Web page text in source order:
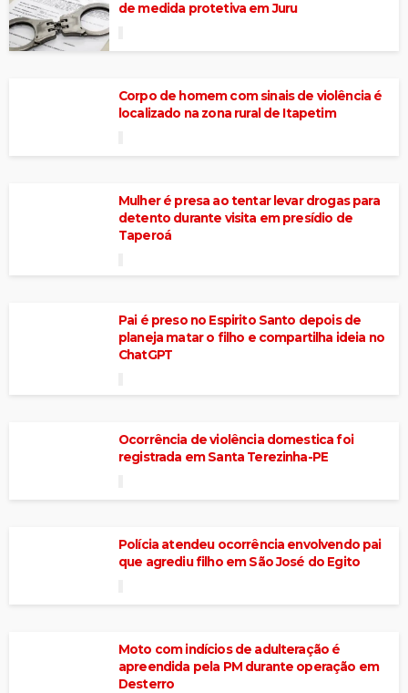
de medida protetiva em Juru
Corpo de homem com sinais de violência é
localizado na zona rural de Itapetim
Mulher é presa ao tentar levar drogas para
detento durante visita em presídio de
Taperoá
Pai é preso no Espirito Santo depois de
planeja matar o filho e compartilha ideia no
ChatGPT
Ocorrência de violência domestica foi
registrada em Santa Terezinha-PE
Polícia atendeu ocorrência envolvendo pai
que agrediu filho em São José do Egito
Moto com indícios de adulteração é
apreendida pela PM durante operação em
Desterro